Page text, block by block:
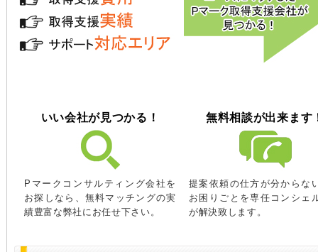
いい会社が見つかる！ 無料相談が出来ます
Pマークコンサルティング会社を
お探しなら、無料マッチングの実
績豊富な弊社にお任せ下さい。
提案依頼の仕方が分からな
お困りごとを専任コンシェ
が解決致します。